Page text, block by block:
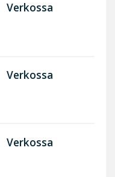
Verkossa
Verkossa
Verkossa